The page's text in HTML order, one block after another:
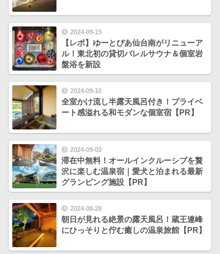
2024-09-15
【レポ】ゆーとぴあ仙台南がリニューア
ル！東北初の貸切バレルサウナ＆個室岩
盤浴を新設
2024-09-10
全室かけ流し半露天風呂付き！プライベ
ート感溢れる和モダンな個室宿【PR】
2024-09-02
滞在中無料！オールインクルーシブを贅
沢に楽しむ温泉宿｜愛犬と泊まれる最新
グランピング施設【PR】
2024-08-28
朝日が見れる絶景の露天風呂！蔵王連峰
にひっそりと佇む癒しの温泉旅館【PR】